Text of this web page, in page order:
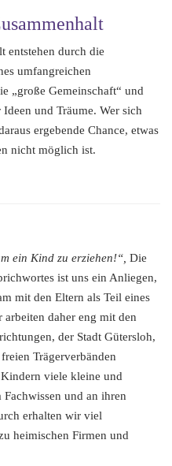
entstehen durch die
umfangreichen
„große Gemeinschaft“ und
und Träume. Wer sich
ergebende Chance, etwas
nicht möglich ist.
ein Kind zu erziehen!“, Die
ist uns ein Anliegen,
mit den Eltern als Teil eines
arbeiten daher eng mit den
der Stadt Gütersloh,
Trägerverbänden
viele kleine und
und an ihren
erhalten wir viel
heimischen Firmen und